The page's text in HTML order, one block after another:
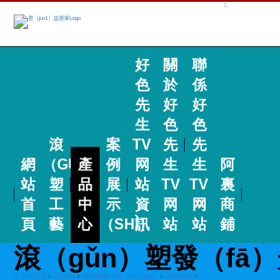
網
站
首
頁
滾
（GǓN）
塑
工
藝
產
品
中
心
案
例
展
示
（SHÌ）
好
色
先
生
TV
网
站
資
訊
關
於
好
色
先
生
TV
网
站
聯
係
好
色
先
生
TV
网
站
阿
裏
商
鋪
滾（gǔn）塑發（fā
首（shǒu）頁 > 產品中心 > 滾塑開發與（yǔ）加工（gōng） > 滾塑發光體 >